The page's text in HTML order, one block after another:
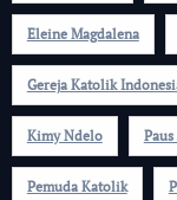
Eleine Magdalena
Gereja Katolik
Kimy Ndelo
Pemuda Katolik